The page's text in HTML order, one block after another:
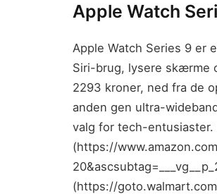
Apple Watch
Apple Watch Series 9 er
Siri-brug, lysere skærme
2293 kroner, ned fra de
anden gen ultra-
valg for tech-
(https://
(https://